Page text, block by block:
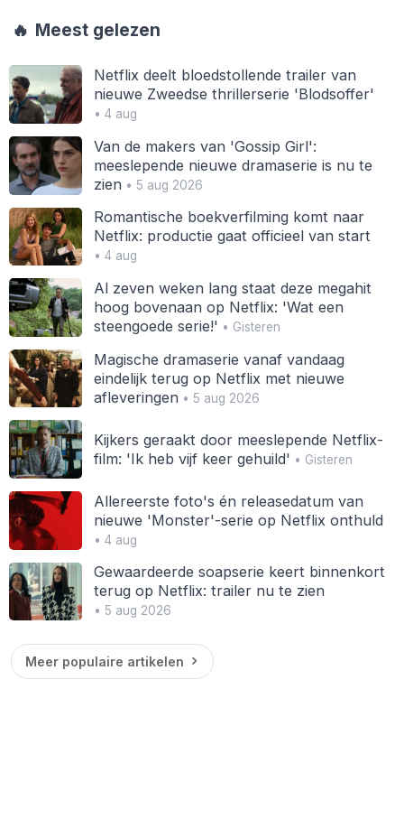
🔥 Meest gelezen
Netflix deelt bloedstollende trailer van
nieuwe Zweedse thrillerserie 'Blodsoffer'
• 4 aug
Van de makers van 'Gossip Girl':
meeslepende nieuwe dramaserie is nu te
zien• 5 aug 2026
Romantische boekverfilming komt naar
Netflix: productie gaat officieel van start
• 4 aug
Al zeven weken lang staat deze megahit
hoog bovenaan op Netflix: 'Wat een
steengoede serie!' • Gisteren
Magische dramaserie vanaf vandaag
eindelijk terug op Netflix met nieuwe
afleveringen• 5 aug 2026
Kijkers geraakt door meeslepende Netflix-
film: 'Ik heb vijf keer gehuild' • Gisteren
Allereerste foto's én releasedatum van
nieuwe 'Monster'-serie op Netflix onthuld
• 4 aug
Gewaardeerde soapserie keert binnenkort
terug op Netflix: trailer nu te zien
• 5 aug 2026
Meer populaire artikelen